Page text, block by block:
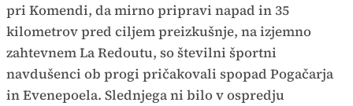
pri Komendi, da mirno pripravi napad in 35
kilometrov pred ciljem preizkušnje, na izjemno
zahtevnem La Redoutu, so številni športni
navdušenci ob progi pričakovali spopad Pogačarja
in Evenepoela. Slednjega ni bilo v ospredju